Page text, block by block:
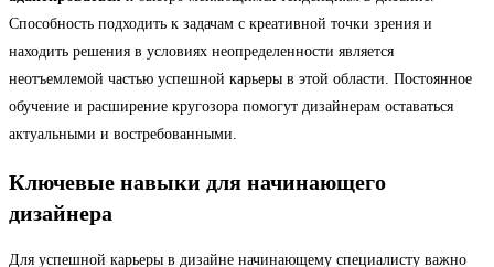
Способность подходить к задачам с креативной точки зрения и
находить решения в условиях неопределенности является
неотъемлемой частью успешной карьеры в этой области. Постоянное
обучение и расширение кругозора помогут дизайнерам оставаться
актуальными и востребованными.
Ключевые навыки для начинающего
дизайнера
Для успешной карьеры в дизайне начинающему специалисту важно